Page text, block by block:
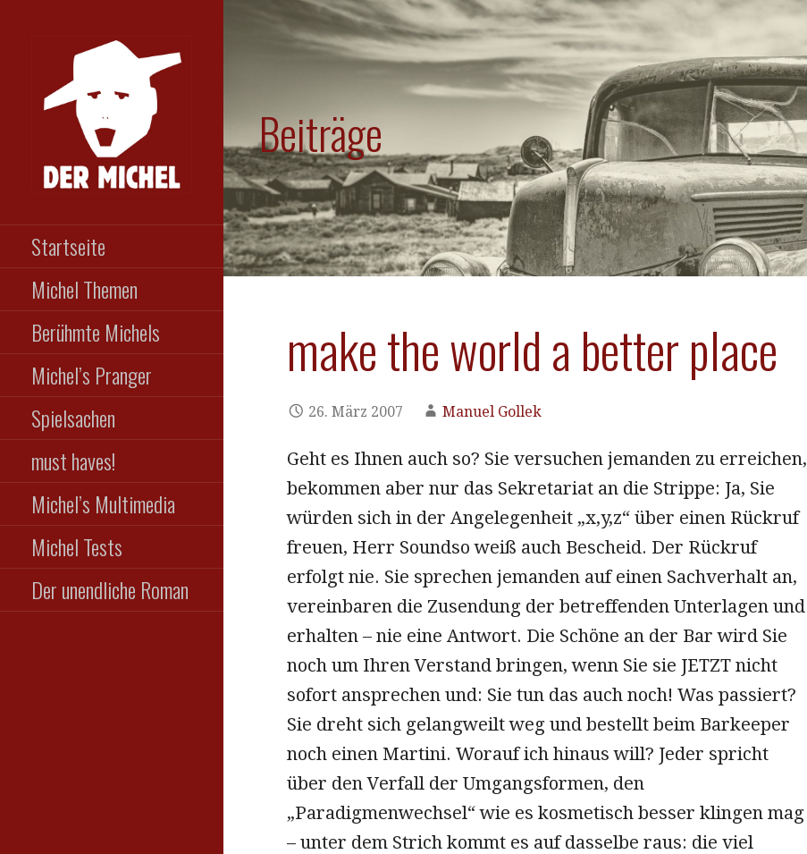
Startseite
Michel Themen
Berühmte Michels
Michel’s Pranger
Spielsachen
must haves!
Michel’s Multimedia
Michel Tests
Der unendliche Roman
Beiträge
make the world a better place
26. März 2007 Manuel Gollek
Geht es Ihnen auch so? Sie versuchen jemanden zu erreichen,
bekommen aber nur das Sekretariat an die Strippe: Ja, Sie
würden sich in der Angelegenheit „x,y,z“ über einen Rückruf
freuen, Herr Soundso weiß auch Bescheid. Der Rückruf
erfolgt nie. Sie sprechen jemanden auf einen Sachverhalt an,
vereinbaren die Zusendung der betreffenden Unterlagen und
erhalten – nie eine Antwort. Die Schöne an der Bar wird Sie
noch um Ihren Verstand bringen, wenn Sie sie JETZT nicht
sofort ansprechen und: Sie tun das auch noch! Was passiert?
Sie dreht sich gelangweilt weg und bestellt beim Barkeeper
noch einen Martini. Worauf ich hinaus will? Jeder spricht
über den Verfall der Umgangsformen, den
„Paradigmenwechsel“ wie es kosmetisch besser klingen mag
– unter dem Strich kommt es auf dasselbe raus: die viel